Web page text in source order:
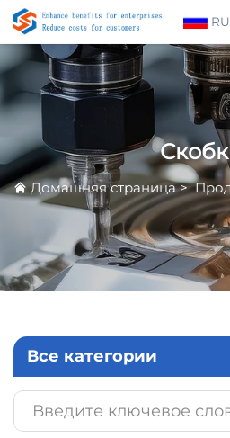
RU
О нас
Продукция
Новости
Часто задаваемые
Связаться С Нами
Домашняя страница>
Все категории